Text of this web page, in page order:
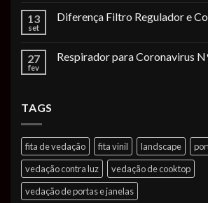
13
set
Diferença Filtro Regulador e
27
fev
Respirador para Coronavirus
TAGS
fita de vedação fita vinil landscape
vedação contra luz
vedação de cooktop
vedação de portas e janelas